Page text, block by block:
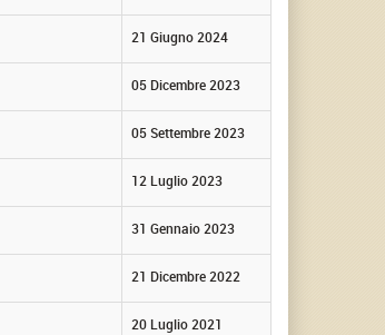
21 Giugno 2024
05 Dicembre 2023
05 Settembre 2023
12 Luglio 2023
31 Gennaio 2023
21 Dicembre 2022
20 Luglio 2021